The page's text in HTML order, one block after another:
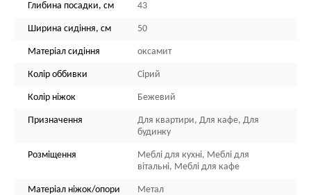
Глибина посадки, см 43
Ширина сидіння, см 50
Матеріал сидіння оксамит
Колір оббивки Сірий
Колір ніжок Бежевий
Призначення
Для квартири, Для кафе, Для
будинку
Розміщення
Меблі для кухні, Меблі для
вітальні, Меблі для кафе
Матеріал ніжок/опори Метал